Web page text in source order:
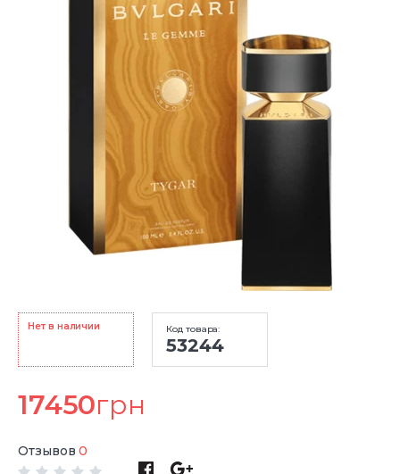
Нет в наличии Код товара:
53244
17450грн
Отзывов 0